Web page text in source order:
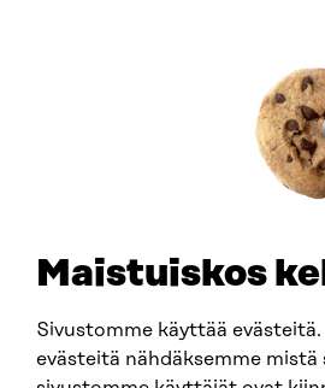
Maistuiskos
Sivustomme käyttää
evästeitä nähdäksemme mistä
SITRA SOSIAALISESSA MEDIASSA